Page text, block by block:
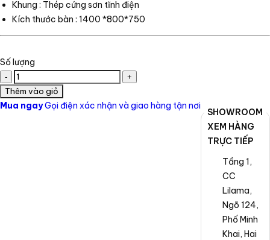
Khung : Thép cứng sơn tĩnh điện
Kích thước bàn : 1400 *800*750
Số lượng
Thêm vào giỏ
Mua ngayGọi điện xác nhận và giao hàng tận nơi
SHOWROOM
XEM HÀNG
TRỰC TIẾP
Tầng 1,
CC
Lilama,
Ngõ 124,
Phố Minh
Khai, Hai